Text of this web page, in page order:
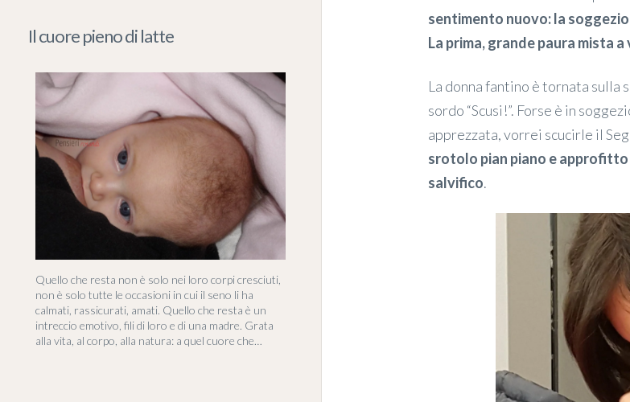
sentimento nuovo: la
La prima, grande paura mista
La donna fantino è tornata sulla
sordo “Scusi!”. Forse è in
apprezzata, vorrei scucirle il
srotolo pian piano e
salvifico.
Il cuore pieno di latte
Quello che resta non è solo nei loro corpi cresciuti,
non è solo tutte le occasioni in cui il seno li ha
calmati, rassicurati, amati. Quello che resta è un
intreccio emotivo, fili di loro e di una madre. Grata
alla vita, al corpo, alla natura: a quel cuore che…